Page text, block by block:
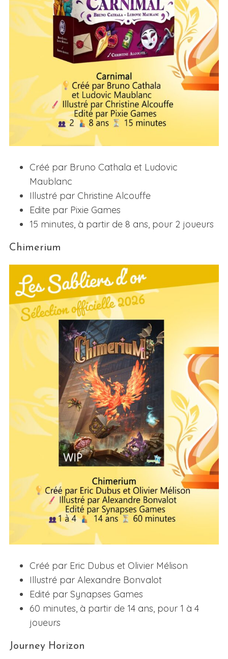
Créé par Bruno Cathala et Ludovic
Maublanc
Illustré par Christine Alcouffe
Edite par Pixie Games
15 minutes, à partir de 8 ans, pour 2 joueurs
Chimerium
Créé par Eric Dubus et Olivier Mélison
Illustré par Alexandre Bonvalot
Edité par Synapses Games
60 minutes, à partir de 14 ans, pour 1 à 4
joueurs
Journey Horizon